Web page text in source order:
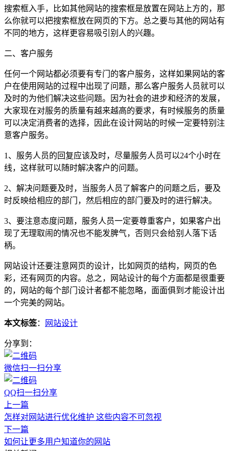
搜索框入手，比如其他网站的搜索框是放置在网站上方的，那
么你就可以把搜索框放在网页的下方。总之要与其他的网站有
不同的地方，这样更容易吸引别人的兴趣。
二、客户服务
任何一个网站都必须要有专门的客户服务，这样如果网站的客
户在使用网站的过程中出现了问题，那么客户服务人员就可以
及时的为他们解决这些问题。因为社会的进步和经济的发展，
大家现在对服务的质量有越来越高的要求，有时候服务的质量
可以决定消费者的选择，因此在设计网站的时候一定要特别注
意客户服务。
1、服务人员的回复应该及时，尽量服务人员可以24个小时在
线，这样就可以随时解决客户的问题。
2、解决问题要及时，当服务人员了解客户的问题之后，要及
时反映给相应的部门，然后相应的部门要及时的进行解决。
3、要注意态度问题，服务人员一定要尊重客户，如果客户出
现了无理取闹的情况也不能发脾气，否则只会给别人落下话
柄。
网站设计还要注意网页的设计，比如网页的结构，网页的色
彩，还有网页的内容。总之，网站设计的每个方面都是很重要
的，网站的每个部门设计者都不能忽略，面面俱到才能设计出
一个完美的网站。
本文标签： 网站设计
分享到：
微信扫一扫分享
QQ扫一扫分享
上一篇
怎样对网站进行优化维护 这些内容不可忽视
下一篇
如何让更多用户知道你的网站